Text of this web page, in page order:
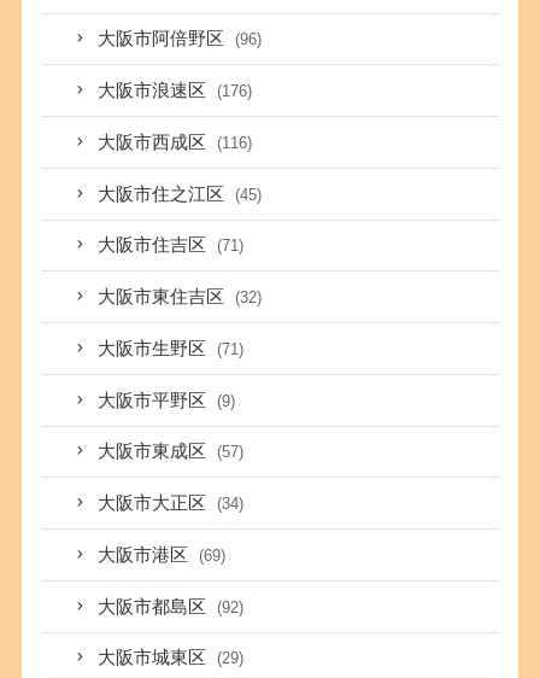
大阪市阿倍野区 (96)
大阪市浪速区 (176)
大阪市西成区 (116)
大阪市住之江区 (45)
大阪市住吉区 (71)
大阪市東住吉区 (32)
大阪市生野区 (71)
大阪市平野区 (9)
大阪市東成区 (57)
大阪市大正区 (34)
大阪市港区 (69)
大阪市都島区 (92)
大阪市城東区 (29)